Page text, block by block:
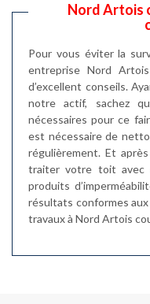
Nord Artois
Pour vous éviter la
entreprise Nord
d’excellent conseils.
notre actif, sachez
nécessaires pour ce
est nécessaire de
régulièrement. Et
traiter votre toit avec
produits
résultats conformes aux
travaux à Nord Artois